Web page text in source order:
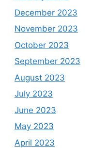
December 2023
November 2023
October 2023
September 2023
August 2023
July 2023
June 2023
May 2023
April 2023